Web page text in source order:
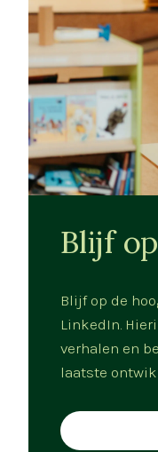
Blijf
Blijf op de
LinkedIn.
verhalen en
laatste